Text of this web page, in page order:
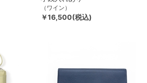
（ワイン）
￥16,500(税込)